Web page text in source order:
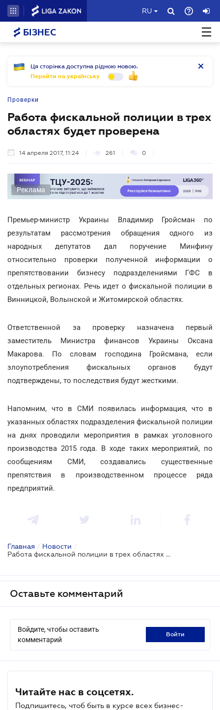
RU
БІЗНЕС
Ця сторінка доступна рідною мовою.
Перейти на українську
Проверки
Работа фискальной полиции в трех
областях будет проверена
14 апреля 2017, 11:24 261 0
Реклама
Премьер-министр Украины Владимир Гройсман по
результатам рассмотрения обращения одного из
народных депутатов дал поручение Минфину
относительно проверки полученной информации о
препятствовании бизнесу подразделениями ГФС в
отдельных регионах. Речь идет о фискальной полиции в
Винницкой, Волынской и Житомирской областях.
Ответственной за проверку назначена первый
заместитель Министра финансов Украины Оксана
Макарова. По словам господина Гройсмана, если
злоупотребления фискальных органов будут
подтверждены, то последствия будут жесткими.
Напомним, что в СМИ появилась информация, что в
указанных областях подразделения фискальной полиции
на днях проводили мероприятия в рамках уголовного
производства 2015 года. В ходе таких мероприятий, по
сообщениям СМИ, создавались существенные
препятствия в производственном процессе ряда
предприятий.
Главная / Новости /
Работа фискальной полиции в трех областях будет проверена
Оставьте комментарий
Войдите, чтобы оставить
комментарий
войти
Читайте нас в соцсетях.
Подпишитесь, чтоб быть в курсе всех бизнес-